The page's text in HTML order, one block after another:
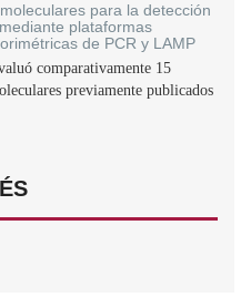
para la detección
plataformas
de PCR y LAMP
comparativamente 15
previamente publicados